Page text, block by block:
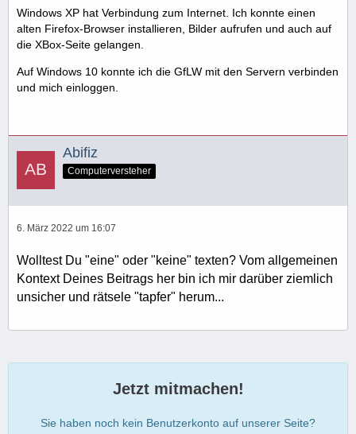
Windows XP hat Verbindung zum Internet. Ich konnte einen
alten Firefox-Browser installieren, Bilder aufrufen und auch auf
die XBox-Seite gelangen.
Auf Windows 10 konnte ich die GfLW mit den Servern verbinden
und mich einloggen.
Abifiz
Computerversteher
6. März 2022 um 16:07
Wolltest Du "eine" oder "keine" texten? Vom allgemeinen
Kontext Deines Beitrags her bin ich mir darüber ziemlich
unsicher und rätsele "tapfer" herum...
Jetzt mitmachen!
Sie haben noch kein Benutzerkonto auf unserer Seite?